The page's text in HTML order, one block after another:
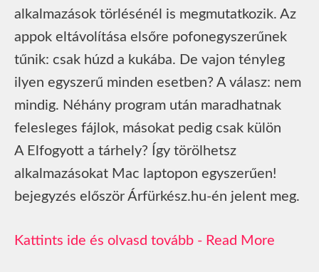
alkalmazások törlésénél is megmutatkozik. Az
appok eltávolítása elsőre pofonegyszerűnek
tűnik: csak húzd a kukába. De vajon tényleg
ilyen egyszerű minden esetben? A válasz: nem
mindig. Néhány program után maradhatnak
felesleges fájlok, másokat pedig csak külön
A Elfogyott a tárhely? Így törölhetsz
alkalmazásokat Mac laptopon egyszerűen!
bejegyzés először Árfürkész.hu-én jelent meg.
Read More